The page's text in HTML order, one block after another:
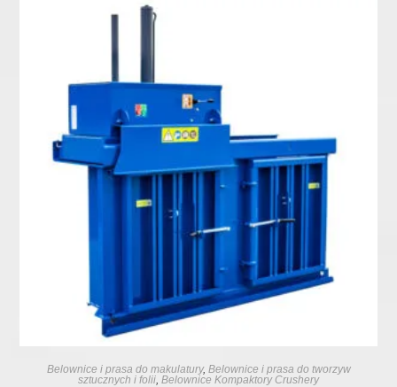
Belownice i prasa do makulatury, Belownice i prasa do tworzyw
sztucznych i folii Belownice Kompaktory Crushery